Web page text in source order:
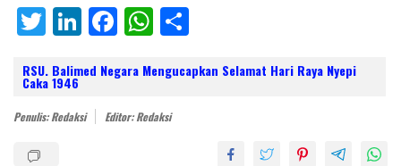
T
w
itt
er
Li
n
k
e
dI
F
ac
e
b
o
W
h
at
s
A
ar
RSU. Balimed Negara Mengucapkan Selamat Hari Raya Nyepi
Caka 1946
Penulis: Redaksi Editor: Redaksi